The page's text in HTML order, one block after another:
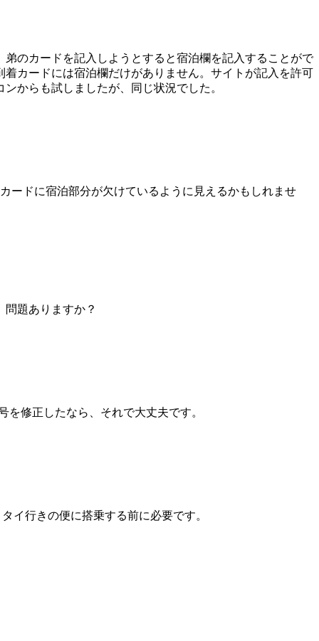
のカードを記入しようとすると宿泊欄を記入することがで
カードには宿泊欄だけがありません。サイトが記入を許可
からも試しましたが、同じ状況でした。
ードに宿泊部分が欠けているように見えるかもしれませ
題ありますか？
修正したなら、それで大丈夫です。
イ行きの便に搭乗する前に必要です。